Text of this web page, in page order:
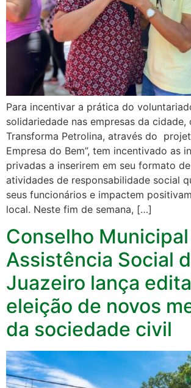
Para incentivar a prática do
solidariedade nas empresas da cidade,
Transforma Petrolina, através do
Empresa do Bem”, tem incentivado as
privadas a inserirem em seu formato
atividades de responsabilidade social
seus funcionários e impactem
local. Neste fim de semana, […]
Conselho
Assistência Social
Juazeiro lança
eleição de novos
da sociedade civil